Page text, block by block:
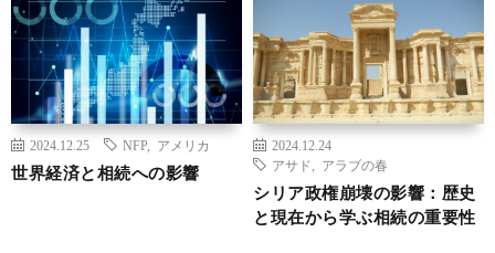
2024.12.25 NFP アメリカ
世界経済と相続への影響
2024.12.24
アサド
アラブの春
シリア政権崩壊の影響：歴史
と現在から学ぶ相続の重要性